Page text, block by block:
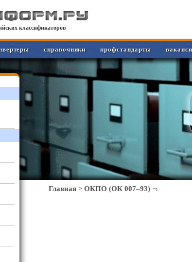
классификаторов
справочники профстандарты
Главная > ОКПО (ОК 007–93)